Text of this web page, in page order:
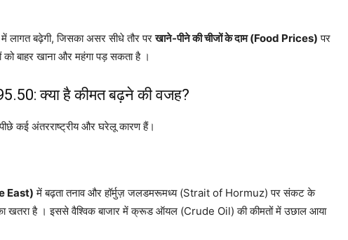
लागत बढ़ेगी, जिसका असर सीधे तौर परखाने-पीने की चीजों के दाम (Food Prices) पर
बाहर खाना और महंगा पड़ सकता है ।
क्या है कीमत बढ़ने की वजह?
कई अंतरराष्ट्रीय और घरेलू कारण हैं।
East) में बढ़ता तनाव और हॉर्मुज़ जलडमरूमध्य (Strait of Hormuz) पर संकट के
खतरा है । इससे वैश्विक बाजार में क्रूड ऑयल (Crude Oil) की कीमतों में उछाल आया